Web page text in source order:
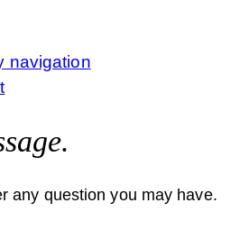
navigation
any question you may have.